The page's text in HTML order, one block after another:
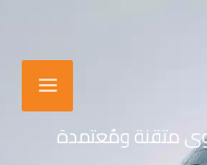
متقنة ومُعتمدة